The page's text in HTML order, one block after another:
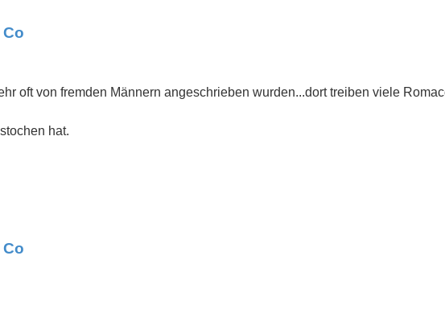
oft von fremden Männern angeschrieben wurden...dort treiben viele
hat.